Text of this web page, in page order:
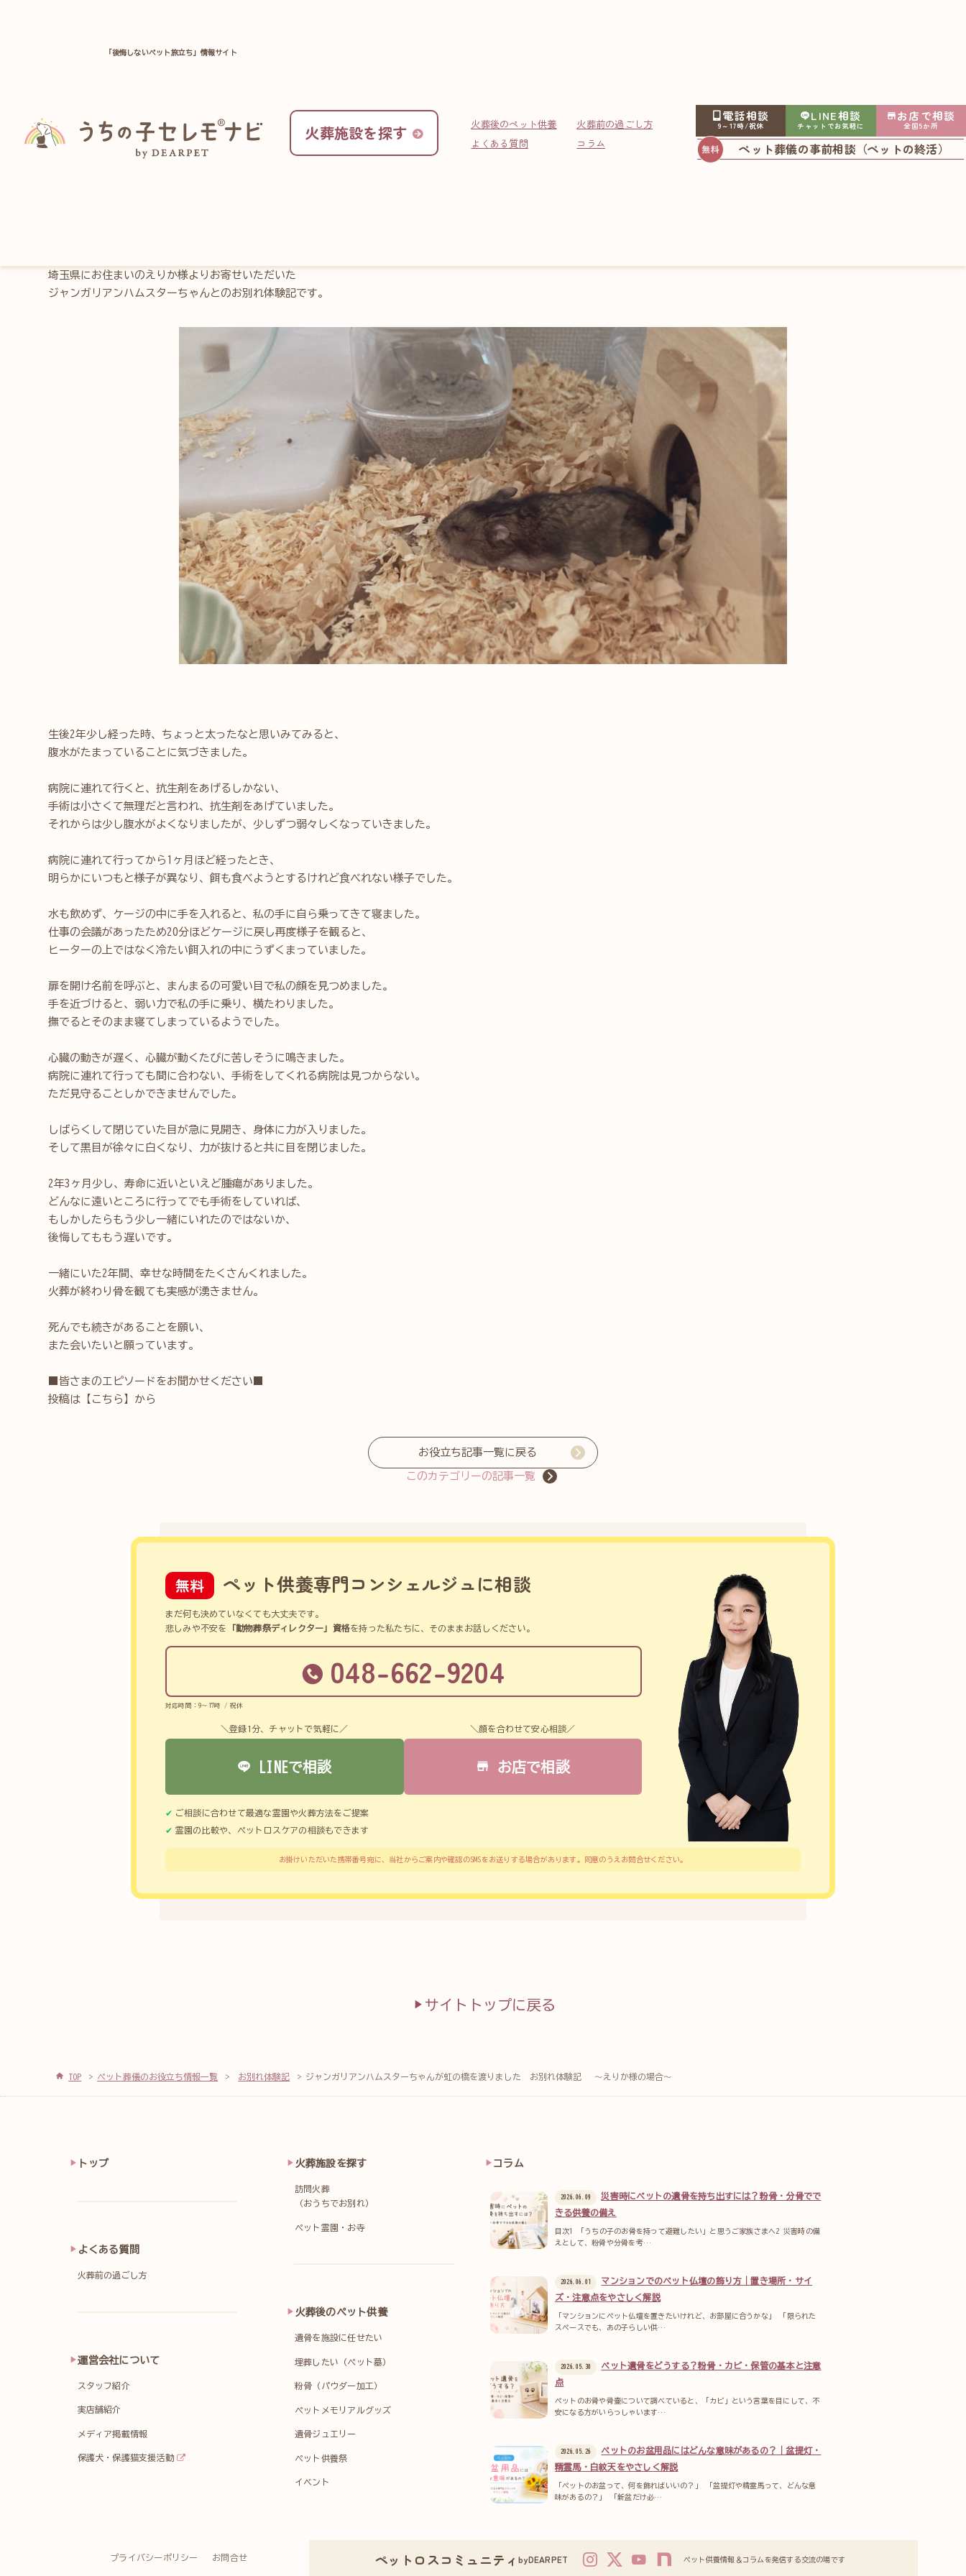
「後悔しないペット旅立ち」情報サイト
火葬施設を探す 火葬後のペット供養
火葬前の過ごし方
よくある質問
コラム
電話相談
9～17時/祝休
LINE相談
チャットでお気軽に
お店で相談
全国5か所
ペット葬儀の事前相談（ペットの終活）
お役立ち情報
ジャンガリアンハムスターちゃんが虹の橋を渡りました お別れ体験記 ～え
埼玉県にお住まいのえりか様よりお寄せいただいた
ジャンガリアンハムスターちゃんとのお別れ体験記です。
生後2年少し経った時、ちょっと太ったなと思いみてみると、
腹水がたまっていることに気づきました。
病院に連れて行くと、抗生剤をあげるしかない、
手術は小さくて無理だと言われ、抗生剤をあげていました。
それからは少し腹水がよくなりましたが、少しずつ弱々しくなっていきました。
病院に連れて行ってから1ヶ月ほど経ったとき、
明らかにいつもと様子が異なり、餌も食べようとするけれど食べれない様子でした。
水も飲めず、ケージの中に手を入れると、私の手に自ら乗ってきて寝ました。
仕事の会議があったため20分ほどケージに戻し再度様子を観ると、
ヒーターの上ではなく冷たい餌入れの中にうずくまっていました。
扉を開け名前を呼ぶと、まんまるの可愛い目で私の顔を見つめました。
手を近づけると、弱い力で私の手に乗り、横たわりました。
撫でるとそのまま寝てしまっているようでした。
心臓の動きが遅く、心臓が動くたびに苦しそうに鳴きました。
病院に連れて行っても間に合わない、手術をしてくれる病院は見つからない。
ただ見守ることしかできませんでした。
しばらくして閉じていた目が急に見開き、身体に力が入りました。
そして黒目が徐々に白くなり、力が抜けると共に目を閉じました。
2年3ヶ月少し、寿命に近いといえど腫瘍がありました。
どんなに遠いところに行ってでも手術をしていれば、
もしかしたらもう少し一緒にいれたのではないか、
後悔してももう遅いです。
一緒にいた2年間、幸せな時間をたくさんくれました。
火葬が終わり骨を観ても実感が湧きません。
死んでも続きがあることを願い、
また会いたいと願っています。
■皆さまのエピソードをお聞かせください■
投稿は 【こちら】 から
お役立ち記事一覧に戻る
このカテゴリーの記事一覧
無料 ペット供養専門コンシェルジュに相談
まだ何も決めていなくても大丈夫です。
悲しみや不安を
「動物葬祭ディレクター」資格を持った私たちに、そのままお話しください。
048-662-9204
対応時間：9～17時 / 祝休
＼登録1分、チャットで気軽に／
LINEで相談
＼顔を合わせて安心相談／
お店で相談
ご相談に合わせて最適な霊園や火葬方法をご提案
霊園の比較や、ペットロスケアの相談もできます
お掛けいただいた携帯番号宛に、当社からご案内や確認のSMSをお送りする場合があります。同意のうえお問合せください。
サイトトップに戻る
TOP ペット葬儀のお役立ち情報一覧 お別れ体験記 ジャンガリアンハムスターちゃんが虹の橋を渡りました お別れ体験記 ～えりか様の場合～
トップ
よくある質問
火葬前の過ごし方
運営会社について
スタッフ紹介
実店舗紹介
メディア掲載情報
保護犬・保護猫支援活動
火葬施設を探す
訪問火葬
（おうちでお別れ）
ペット霊園・お寺
火葬後のペット供養
遺骨を施設に任せたい
埋葬したい（ペット墓）
粉骨（パウダー加工）
ペットメモリアルグッズ
遺骨ジュエリー
ペット供養祭
イベント
コラム
2026.06.09
災害時にペットの遺骨を持ち出すには？粉骨・分骨でで
きる供養の備え
目次1 「うちの子のお骨を持って避難したい」と思うご家族さまへ2 災害時の備
えとして、粉骨や分骨を考…
2026.06.01
マンションでのペット仏壇の飾り方｜置き場所・サイ
ズ・注意点をやさしく解説
「マンションにペット仏壇を置きたいけれど、お部屋に合うかな」 「限られた
スペースでも、あの子らしい供…
2026.05.30
ペット遺骨をどうする？粉骨・カビ・保管の基本と注意
点
ペットのお骨や骨壷について調べていると、「カビ」という言葉を目にして、不
安になる方がいらっしゃいます…
2026.05.26
ペットのお盆用品にはどんな意味があるの？｜盆提灯・
精霊馬・白紋天をやさしく解説
「ペットのお盆って、何を飾ればいいの？」 「盆提灯や精霊馬って、どんな意
味があるの？」 「新盆だけ必…
プライバシーポリシー お問合せ ペットロスコミュニティbyDEARPET ペット供養情報＆コラムを発信する交流の場です